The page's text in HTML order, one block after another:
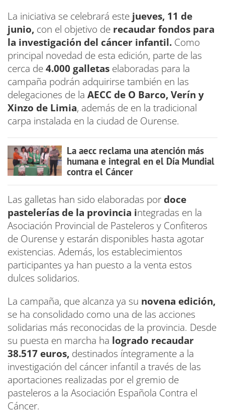
La iniciativa se celebrará este jueves, 11 de
junio, con el objetivo de recaudar fondos para
la investigación del cáncer infantil. Como
principal novedad de esta edición, parte de las
cerca de4.000 galletas elaboradas para la
campaña podrán adquirirse también en las
delegaciones de la AECC de O Barco, Verín y
Xinzo de Limia, además de en la tradicional
carpa instalada en la ciudad de Ourense.
La aecc reclama una atención más
humana e integral en el Día Mundial
contra el Cáncer
Las galletas han sido elaboradas por doce
pastelerías de la provincia integradas en la
Asociación Provincial de Pasteleros y Confiteros
de Ourense y estarán disponibles hasta agotar
existencias. Además, los establecimientos
participantes ya han puesto a la venta estos
dulces solidarios.
La campaña, que alcanza ya su novena edición,
se ha consolidado como una de las acciones
solidarias más reconocidas de la provincia. Desde
su puesta en marcha ha logrado recaudar
38.517 euros, destinados íntegramente a la
investigación del cáncer infantil a través de las
aportaciones realizadas por el gremio de
pasteleros a la Asociación Española Contra el
Cáncer.